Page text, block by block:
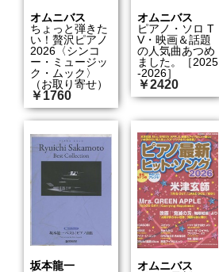
オムニバス
ちょっと弾きた
い！贅沢ピアノ
2026〈シンコ
ー・ミュージッ
ク・ムック〉
（お取り寄せ）
￥1760
オムニバス
ピアノ・ソロ T
V・映画＆話題
の人気曲あつめ
ました。［2025
-2026］
￥2420
坂本龍一
オムニバス